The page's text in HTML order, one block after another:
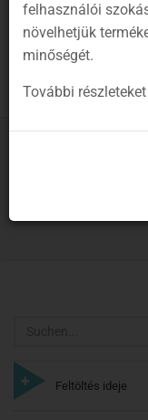
Feltöltés ideje
felhasználói
növelhetjük
minőségét.
További részleteket